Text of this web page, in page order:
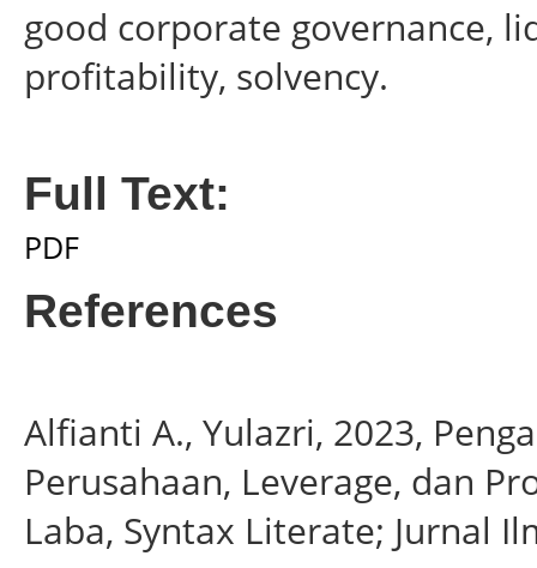
good corporate governance,
profitability, solvency.
Full Text:
PDF
References
Alfianti A., Yulazri, 2023,
Perusahaan, Leverage, dan
Laba, Syntax Literate; Jurnal